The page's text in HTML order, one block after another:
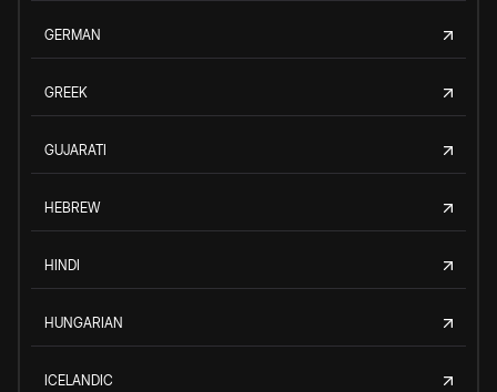
GERMAN
GREEK
GUJARATI
HEBREW
HINDI
HUNGARIAN
ICELANDIC